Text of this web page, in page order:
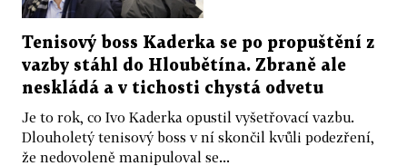
Tenisový boss Kaderka se po propuštění z
vazby stáhl do Hloubětína. Zbraně ale
neskládá a v tichosti chystá odvetu
Je to rok, co Ivo Kaderka opustil vyšetřovací vazbu.
Dlouholetý tenisový boss v ní skončil kvůli podezření,
že nedovoleně manipuloval se...